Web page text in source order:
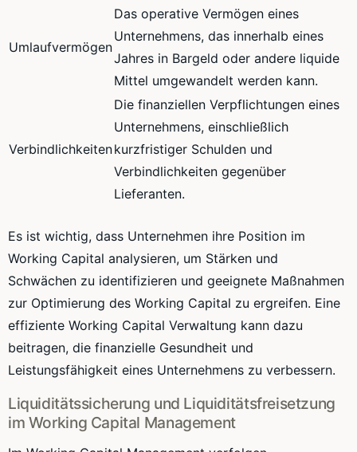
Umlaufvermögen
Das operative Vermögen eines
Unternehmens, das innerhalb eines
Jahres in Bargeld oder andere liquide
Mittel umgewandelt werden kann.
Verbindlichkeiten
Die finanziellen Verpflichtungen eines
Unternehmens, einschließlich
kurzfristiger Schulden und
Verbindlichkeiten gegenüber
Lieferanten.
Es ist wichtig, dass Unternehmen ihre Position im
Working Capital analysieren, um Stärken und
Schwächen zu identifizieren und geeignete Maßnahmen
zur Optimierung des Working Capital zu ergreifen. Eine
effiziente Working Capital Verwaltung kann dazu
beitragen, die finanzielle Gesundheit und
Leistungsfähigkeit eines Unternehmens zu verbessern.
Liquiditätssicherung und Liquiditätsfreisetzung
im Working Capital Management